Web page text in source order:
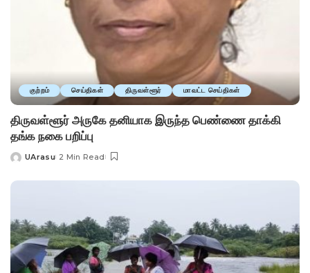
குற்றம் செய்திகள் திருவள்ளூர் மாவட்ட செய்திகள்
திருவள்ளூர் அருகே தனியாக இருந்த பெண்ணை தாக்கி
தங்க நகை பறிப்பு
Posted
UArasu 2 Min Read